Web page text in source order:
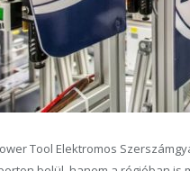
Tool Elektromos